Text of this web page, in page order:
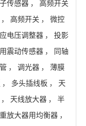
传感器 ，
高频开关
， 高频开关 ，
微控
电压调整器 ，
投影
震动传感器 ，
同轴
， 调光器 ，
薄膜
， 多头插线板 ，
天
， 天线放大器 ，
半
放大器用均衡器 ，